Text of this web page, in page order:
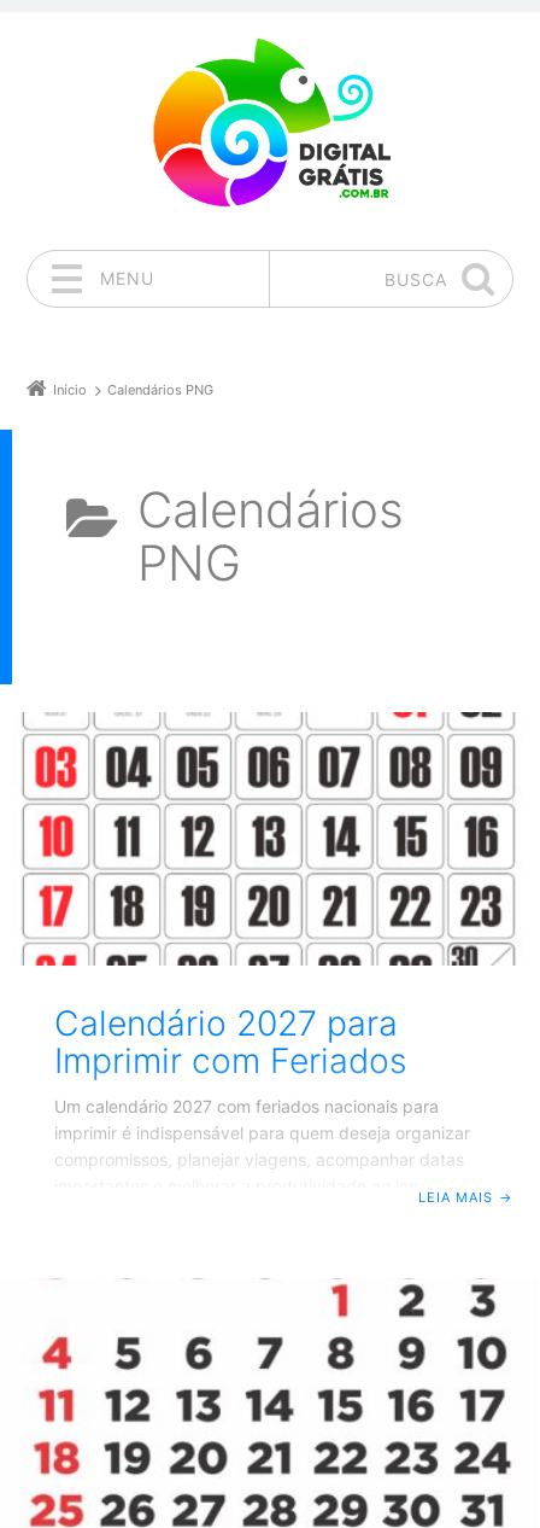
MENU BUSCA
Início Calendários PNG
Calendários
PNG
Calendário 2027 para
Imprimir com Feriados
Um calendário 2027 com feriados nacionais para
imprimir é indispensável para quem deseja organizar
compromissos, planejar viagens, acompanhar datas
no comércio. Além de facilitar o planejamento pessoal
e profissional, um calendário anual atualizado ajuda a
visualizar feriados prolongados, finais de semana e
datas comemorativas importantes do Brasil.
Calendário 2027 para
LEIA MAIS →